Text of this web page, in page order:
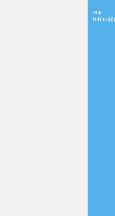
scj-